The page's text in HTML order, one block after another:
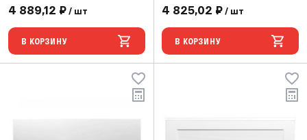
4 889,12 ₽ / шт
В КОРЗИНУ
4 825,02 ₽ / шт
В КОРЗИНУ